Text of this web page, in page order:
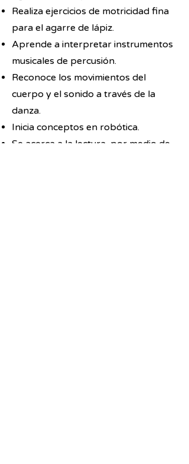
Realiza ejercicios de motricidad fina
para el agarre de lápiz.
Aprende a interpretar instrumentos
musicales de percusión.
Reconoce los movimientos del
cuerpo y el sonido a través de la
danza.
Inicia conceptos en robótica.
Se acerca a la lectura por medio de